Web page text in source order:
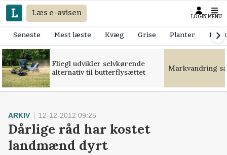
Læs e-avisen LOGIN MENU
Seneste Mest læste Kvæg Grise Planter
Fliegl udvikler selvkørende
alternativ til butterflysættet
Markvandring
ARKIV 12-12-2012 09:25
Dårlige råd har kostet
landmænd dyrt